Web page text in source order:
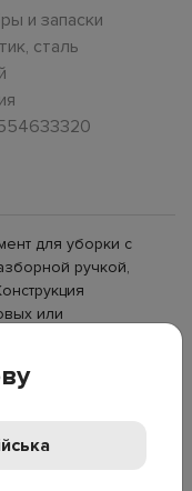
и запаски
сталь
для уборки с
ручкой,
или
с различных
по
применяется при